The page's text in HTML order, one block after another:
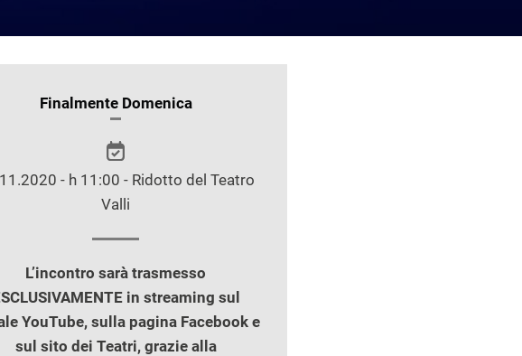
Finalmente Domenica
- h 11:00 - Ridotto del Teatro
Valli
L’incontro sarà trasmesso
in streaming sul
YouTube, sulla pagina Facebook e
sul sito dei Teatri, grazie alla